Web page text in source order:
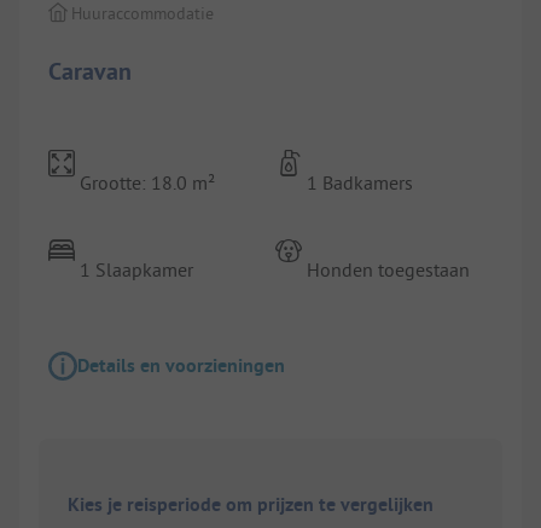
Caravan
Huuraccommodatie
Grootte: 18.0 m²
1 Slaapkamer
1 Badkamers
Honden toegestaan
Details en voorzieningen
Kies je reisperiode om prijzen te vergelijken